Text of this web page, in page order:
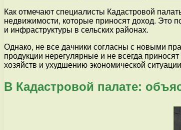
Как отмечают специалисты Кадастровой
недвижимости, которые приносят доход. Это
и инфраструктуры в сельских районах.
Однако, не все дачники согласны с новыми
продукции нерегулярные и не всегда
хозяйств и ухудшению экономической
В Кадастровой палате: